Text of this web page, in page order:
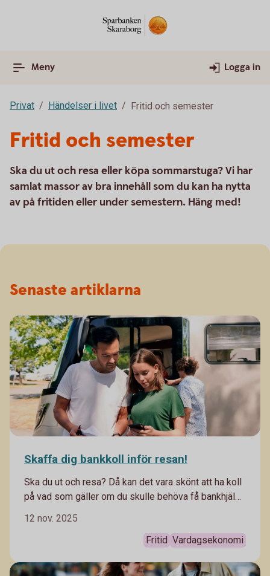
Meny Logga in
Privat Händelser i livet Fritid och semester
Fritid och semester
Ska du ut och resa eller köpa sommarstuga? Vi har
samlat massor av bra innehåll som du kan ha nytta
av på fritiden eller under semestern. Häng med!
Senaste artiklarna
Skaffa dig bankkoll inför resan!
Ska du ut och resa? Då kan det vara skönt att ha koll
på vad som gäller om du skulle behöva få bankhjälp
12 nov. 2025
Fritid Vardagsekonomi